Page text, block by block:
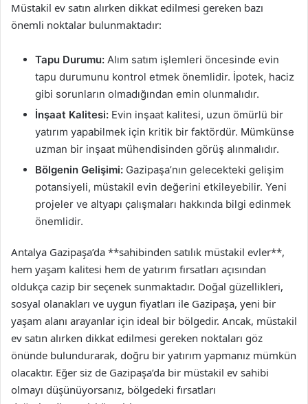
Müstakil ev satın alırken dikkat edilmesi gereken bazı
önemli noktalar bulunmaktadır:
Tapu Durumu: Alım satım işlemleri öncesinde evin
tapu durumunu kontrol etmek önemlidir. İpotek, haciz
gibi sorunların olmadığından emin olunmalıdır.
İnşaat Kalitesi: Evin inşaat kalitesi, uzun ömürlü bir
yatırım yapabilmek için kritik bir faktördür. Mümkünse
uzman bir inşaat mühendisinden görüş alınmalıdır.
Bölgenin Gelişimi: Gazipaşa’nın gelecekteki gelişim
potansiyeli, müstakil evin değerini etkileyebilir. Yeni
projeler ve altyapı çalışmaları hakkında bilgi edinmek
önemlidir.
Antalya Gazipaşa’da **sahibinden satılık müstakil evler**,
hem yaşam kalitesi hem de yatırım fırsatları açısından
oldukça cazip bir seçenek sunmaktadır. Doğal güzellikleri,
sosyal olanakları ve uygun fiyatları ile Gazipaşa, yeni bir
yaşam alanı arayanlar için ideal bir bölgedir. Ancak, müstakil
ev satın alırken dikkat edilmesi gereken noktaları göz
önünde bulundurarak, doğru bir yatırım yapmanız mümkün
olacaktır. Eğer siz de Gazipaşa’da bir müstakil ev sahibi
olmayı düşünüyorsanız, bölgedeki fırsatları